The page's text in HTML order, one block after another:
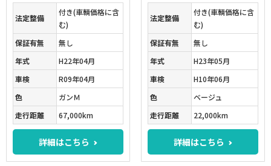
法定整備
付き(車輌価格に含
む)
保証有無
無し
年式
H22年04月
車検
R09年04月
色
ガンＭ
走行距離
67,000km
詳細はこちら
法定整備
付き(車輌価格に含
む)
保証有無
無し
年式
H23年05月
車検
H10年06月
色
ベージュ
走行距離
22,000km
詳細はこちら